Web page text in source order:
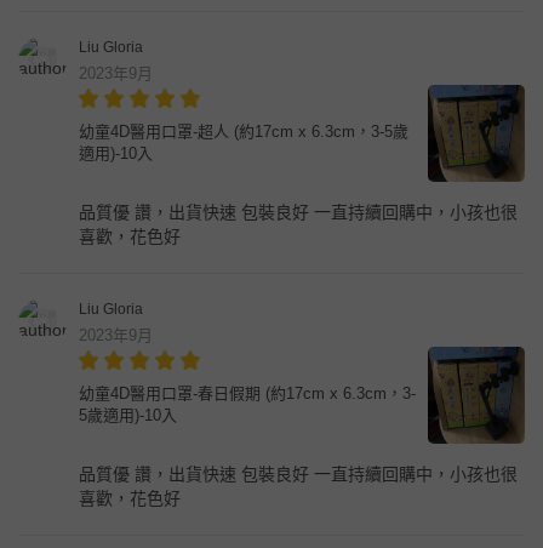
Liu Gloria
2023年9月
幼童4D醫用口罩-超人 (約17cm x 6.3cm，3-5歲
適用)-10入
品質優 讚，出貨快速 包裝良好 一直持續回購中，小孩也很
喜歡，花色好
Liu Gloria
2023年9月
幼童4D醫用口罩-春日假期 (約17cm x 6.3cm，3-
5歲適用)-10入
品質優 讚，出貨快速 包裝良好 一直持續回購中，小孩也很
喜歡，花色好